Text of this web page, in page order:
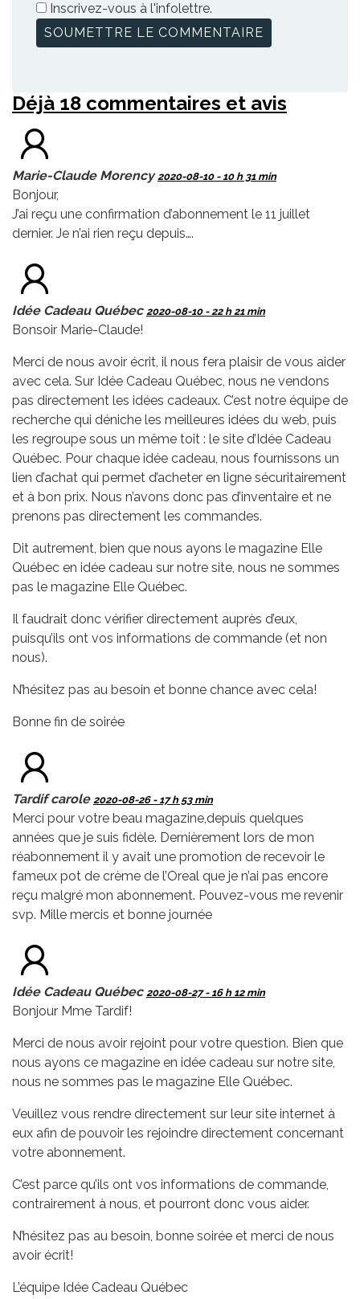
Inscrivez-vous à l'infolettre.
Déjà 18 commentaires et avis
Marie-Claude Morency2020-08-10 - 10 h 31 min
Bonjour,
J’ai reçu une confirmation d’abonnement le 11 juillet
dernier. Je n’ai rien reçu depuis….
Idée Cadeau Québec 2020-08-10 - 22 h 21 min
Bonsoir Marie-Claude!
Merci de nous avoir écrit, il nous fera plaisir de vous aider
avec cela. Sur Idée Cadeau Québec, nous ne vendons
pas directement les idées cadeaux. C’est notre équipe de
recherche qui déniche les meilleures idées du web, puis
les regroupe sous un même toit : le site d’Idée Cadeau
Québec. Pour chaque idée cadeau, nous fournissons un
lien d’achat qui permet d’acheter en ligne sécuritairement
et à bon prix. Nous n’avons donc pas d’inventaire et ne
prenons pas directement les commandes.
Dit autrement, bien que nous ayons le magazine Elle
Québec en idée cadeau sur notre site, nous ne sommes
pas le magazine Elle Québec.
Il faudrait donc vérifier directement auprès d’eux,
puisqu’ils ont vos informations de commande (et non
nous).
N’hésitez pas au besoin et bonne chance avec cela!
Bonne fin de soirée
Tardif carole 2020-08-26 - 17 h 53 min
Merci pour votre beau magazine,depuis quelques
années que je suis fidèle. Dernièrement lors de mon
réabonnement il y avait une promotion de recevoir le
fameux pot de crème de l’Oreal que je n’ai pas encore
reçu malgré mon abonnement. Pouvez-vous me revenir
svp. Mille mercis et bonne journée
Idée Cadeau Québec 2020-08-27 - 16 h 12 min
Bonjour Mme Tardif!
Merci de nous avoir rejoint pour votre question. Bien que
nous ayons ce magazine en idée cadeau sur notre site,
nous ne sommes pas le magazine Elle Québec.
Veuillez vous rendre directement sur leur site internet à
eux afin de pouvoir les rejoindre directement concernant
votre abonnement.
C’est parce qu’ils ont vos informations de commande,
contrairement à nous, et pourront donc vous aider.
N’hésitez pas au besoin, bonne soirée et merci de nous
avoir écrit!
L’équipe Idée Cadeau Québec